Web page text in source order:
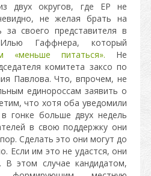
двух округов, где ЕР не
не желая брать на
за своего представителя в
Гаффнера, который
«меньше питаться». Не
комитета заксо по
Павлова. Что, впрочем, не
единороссам заявить о
что хотя оба уведомили
гонке больше двух недель
в свою поддержку они
Сделать это они могут до
Если им это не удастся, они
этом случае кандидатом,